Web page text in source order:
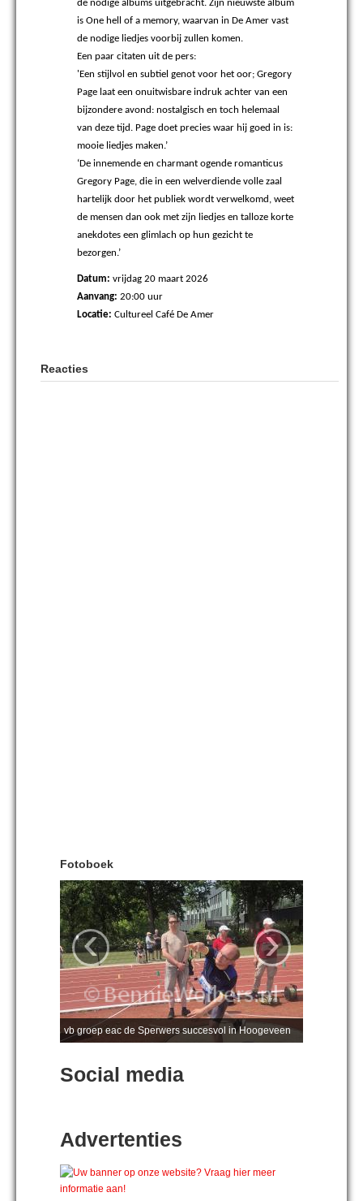
de nodige albums uitgebracht. Zijn nieuwste album
is One hell of a memory, waarvan in De Amer vast
de nodige liedjes voorbij zullen komen.
Een paar citaten uit de pers:
'Een stijlvol en subtiel genot voor het oor; Gregory
Page laat een onuitwisbare indruk achter van een
bijzondere avond: nostalgisch en toch helemaal
van deze tijd. Page doet precies waar hij goed in is:
mooie liedjes maken.’
‘De innemende en charmant ogende romanticus
Gregory Page, die in een welverdiende volle zaal
hartelijk door het publiek wordt verwelkomd, weet
de mensen dan ook met zijn liedjes en talloze korte
anekdotes een glimlach op hun gezicht te
bezorgen.’
Datum: vrijdag 20 maart 2026
Aanvang: 20:00 uur
Locatie: Cultureel Café De Amer
Reacties
Fotoboek
vb groep eac de Sperwers succesvol in Hoogeveen
‹ ›
Social media
Advertenties